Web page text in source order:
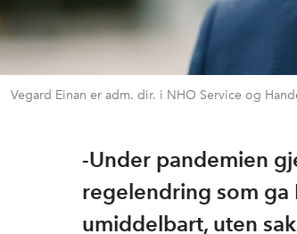
Vegard Einan er adm. dir. i NHO Service og
-Under pandemien
regelendring som
umiddelbart, uten